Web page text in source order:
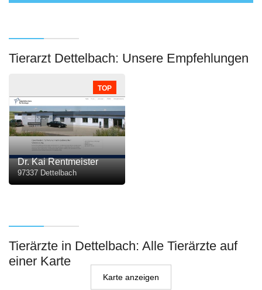
Tierarzt Dettelbach: Unsere Empfehlungen
TOP
Dr. Kai Rentmeister
97337 Dettelbach
Tierärzte in Dettelbach: Alle Tierärzte auf
einer Karte
Karte anzeigen